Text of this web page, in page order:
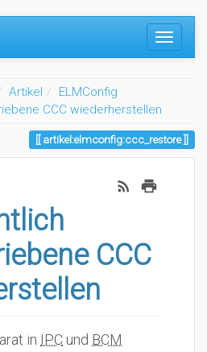
Artikel
ELMConfig
CCC wiederherstellen
artikel:elmconfig:ccc_restore
CCC
in IPC und BCM